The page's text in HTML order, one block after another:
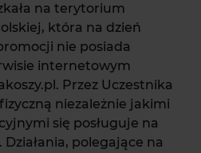
na terytorium
która na dzień
nie posiada
internetowym
Przez Uczestnika
niezależnie jakimi
się posługuje na
polegające na